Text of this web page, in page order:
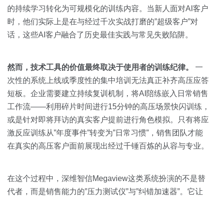
的持续学习转化为可规模化的训练内容。当新人面对AI客户
时，他们实际上是在与经过千次实战打磨的”超级客户”对
话，这些AI客户融合了历史最佳实践与常见失败陷阱。
然而，技术工具的价值最终取决于使用者的训练纪律。
一
次性的系统上线或季度性的集中培训无法真正补齐高压应答
短板。企业需要建立持续复训机制，将AI陪练嵌入日常销售
工作流——利用碎片时间进行15分钟的高压场景快闪训练，
或是针对即将拜访的真实客户提前进行角色模拟。只有将应
激反应训练从”年度事件”转变为”日常习惯”，销售团队才能
在真实的高压客户面前展现出经过千锤百炼的从容与专业。
在这个过程中，深维智信Megaview这类系统扮演的不是替
代者，而是销售能力的”压力测试仪”与”纠错加速器”。它让